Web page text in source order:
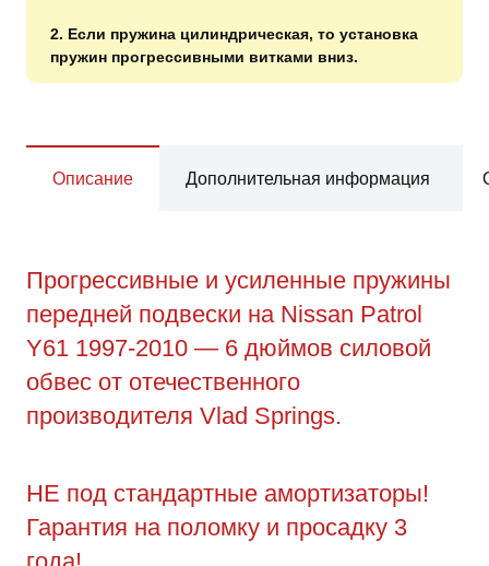
2. Если пружина цилиндрическая, то установка
пружин прогрессивными витками вниз.
Описание Дополнительная информация
Прогрессивные и усиленные пружины
передней подвески на Nissan Patrol
Y61 1997-2010 — 6 дюймов силовой
обвес от отечественного
производителя Vlad Springs.
НЕ под стандартные амортизаторы!
Гарантия на поломку и просадку 3